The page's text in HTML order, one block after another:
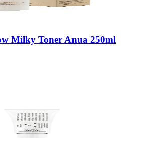
Milky Toner Anua 250ml